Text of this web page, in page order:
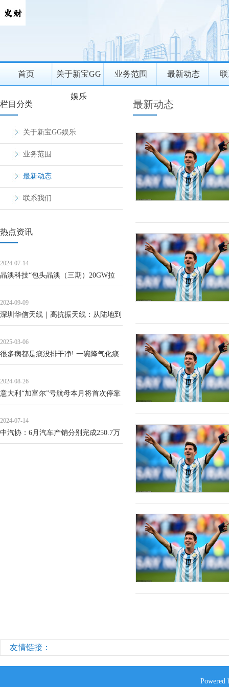
首页 关于新宝GG
娱乐
业务范围 最新动态
栏目分类
关于新宝GG娱乐
业务范围
最新动态
联系我们
热点资讯
2024-07-14
晶澳科技“包头晶澳（三期）20GW拉
2024-09-09
深圳华信天线｜高抗振天线：从陆地到
2025-03-06
很多病都是痰没排干净! 一碗降气化痰
2024-08-26
意大利“加富尔”号航母本月将首次停靠
2024-07-14
中汽协：6月汽车产销分别完成250.7万
最新动态
友情链接：
Powered